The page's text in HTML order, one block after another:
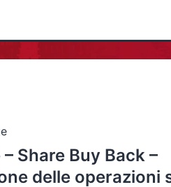
Share Buy Back –
delle operazioni